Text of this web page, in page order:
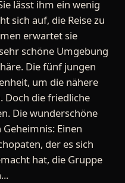
lässt ihm ein wenig
sich auf, die Reise zu
erwartet sie
schöne Umgebung
Die fünf jungen
um die nähere
Doch die friedliche
Die wunderschöne
Einen
der es sich
hat, die Gruppe